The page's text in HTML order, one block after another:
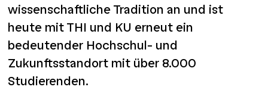
wissenschaftliche Tradition an und ist
heute mit THI und KU erneut ein
bedeutender Hochschul- und
Zukunftsstandort mit über 8.000
Studierenden.